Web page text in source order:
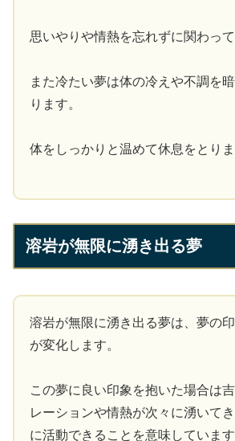
思いやりや情熱を忘れずに関わって
また冷たい夢は体の冷えや不調を
ります。
体をしっかりと温めて休息をとりま
溶岩が無限に湧き出る夢
溶岩が無限に湧き出る夢は、夢の
が変化します。
この夢に良い印象を抱いた場合は
レーションや情熱が次々に湧いて
に活動できることを意味しています